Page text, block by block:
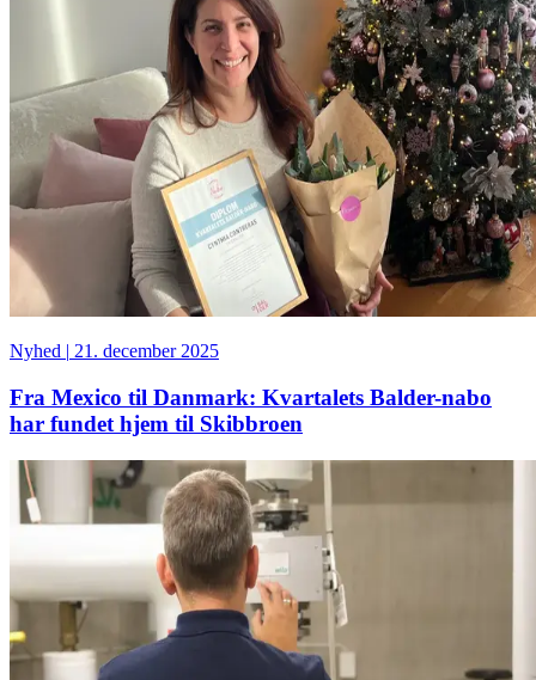
Nyhed | 21. december 2025
Fra Mexico til Danmark: Kvartalets Balder-nabo
har fundet hjem til Skibbroen